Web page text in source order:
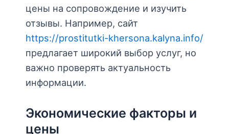
цены на сопровождение и изучить
отзывы. Например, сайт
https://prostitutki-khersona.kalyna.info/
предлагает широкий выбор услуг, но
важно проверять актуальность
информации.
Экономические факторы и
цены